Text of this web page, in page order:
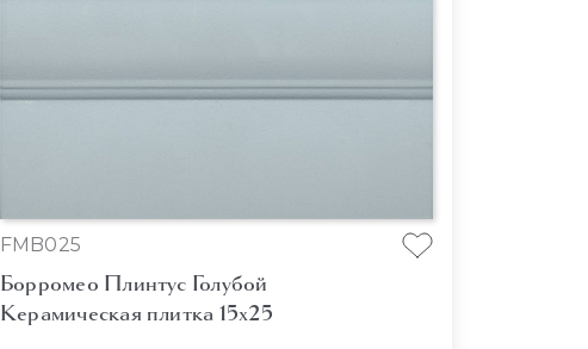
FMB025
Борромео Плинтус Голубой
Керамическая плитка 15x25